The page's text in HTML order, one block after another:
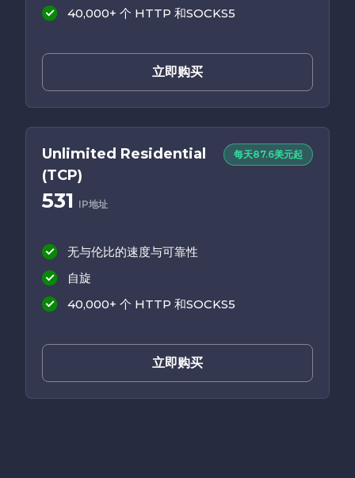
40,000+ 个 HTTP 和SOCKS5
立即购买
Unlimited Residential
(TCP)
531 IP地址
每天87.6美元起
无与伦比的速度与可靠性
自旋
40,000+ 个 HTTP 和SOCKS5
立即购买